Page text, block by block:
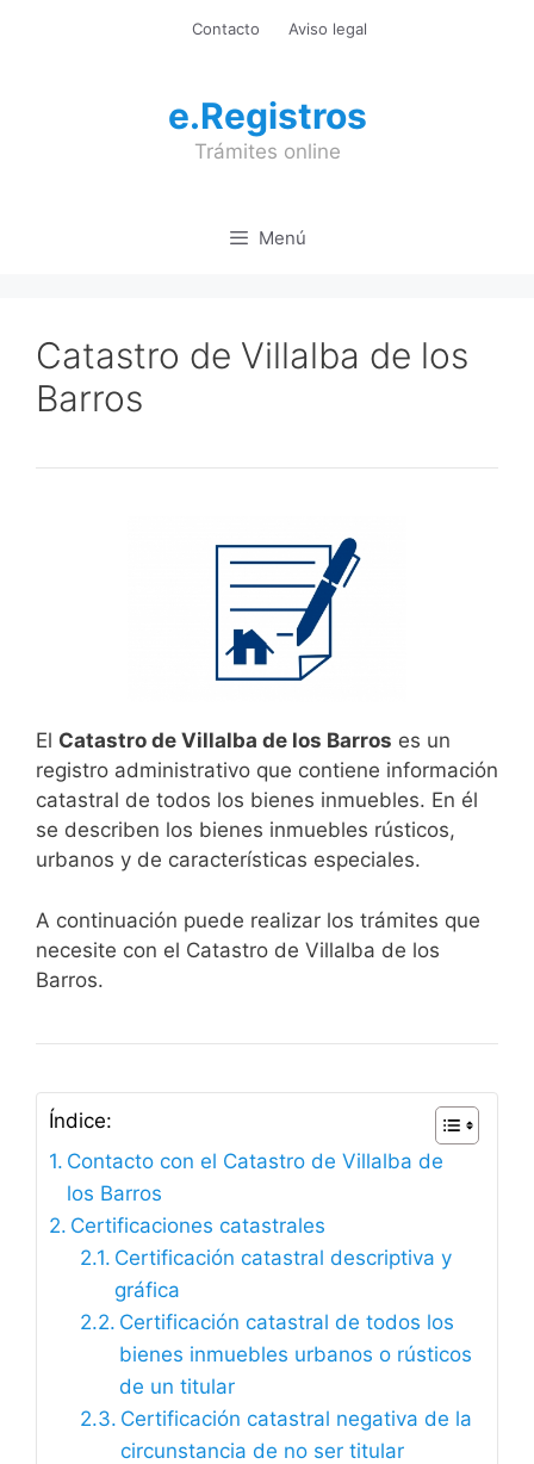
Contacto Aviso legal
e.Registros
Trámites online
Menú
Catastro de Villalba de los
Barros
El Catastro de Villalba de los Barros es un
registro administrativo que contiene información
catastral de todos los bienes inmuebles. En él
se describen los bienes inmuebles rústicos,
urbanos y de características especiales.
A continuación puede realizar los trámites que
necesite con el Catastro de Villalba de los
Barros.
Índice:
Contacto con el Catastro de Villalba de
los Barros
Certificaciones catastrales
Certificación catastral descriptiva y
gráfica
Certificación catastral de todos los
bienes inmuebles urbanos o rústicos
de un titular
Certificación catastral negativa de la
circunstancia de no ser titular